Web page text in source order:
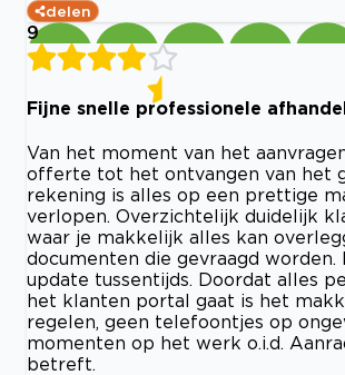
delen
9
Fijne snelle professionele
Van het moment van het
offerte tot het ontvangen van het
rekening is alles op een prettige
verlopen. Overzichtelijk duidelijk
waar je makkelijk alles kan
documenten die gevraagd worden.
update tussentijds. Doordat alles
het klanten portal gaat is het
regelen, geen telefoontjes op
momenten op het werk o.i.d.
betreft.